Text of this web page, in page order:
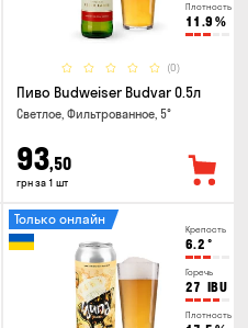
Плотность
11.9 %
(0)
Пиво Budweiser Budvar 0.5л
Светлое, Фильтрованное, 5°
93,50
грн за 1 шт
Крепость
6.2 °
Горечь
27 IBU
Плотность
Только онлайн